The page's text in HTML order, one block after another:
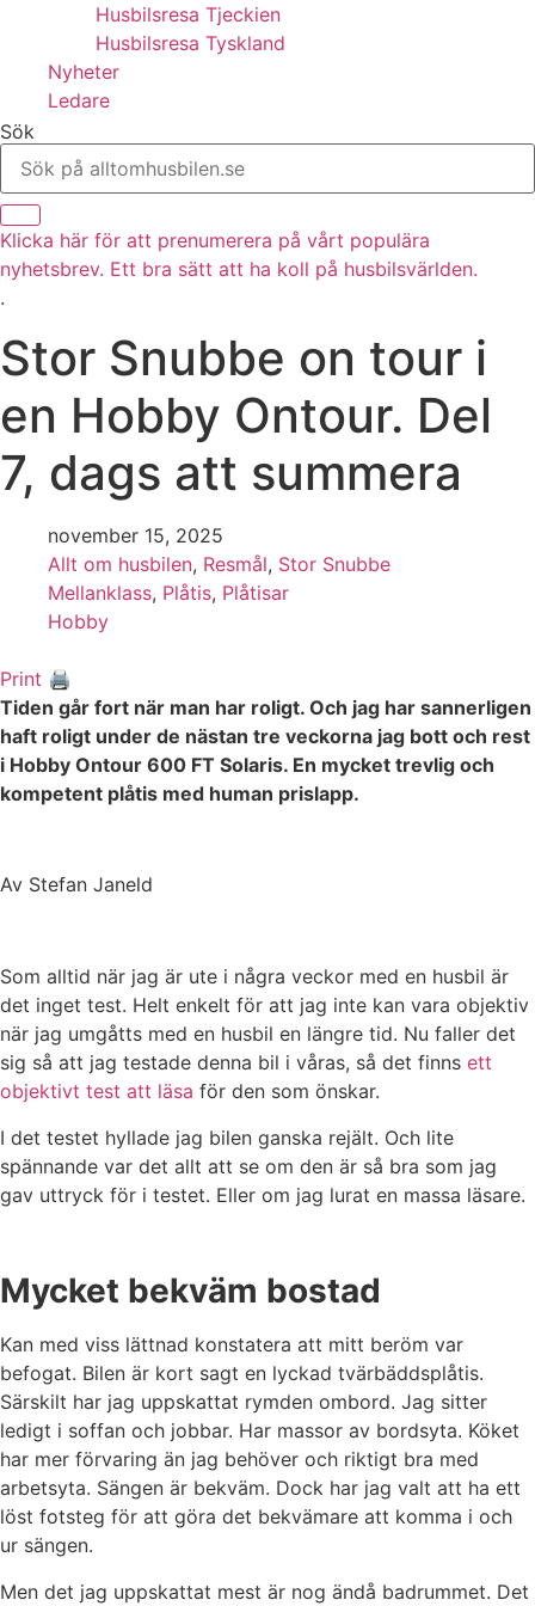
Husbilsresa Tjeckien
Husbilsresa Tyskland
Nyheter
Ledare
Sök
Klicka här för att prenumerera på vårt populära
nyhetsbrev. Ett bra sätt att ha koll på husbilsvärlden.
.
Stor Snubbe on tour i
en Hobby Ontour. Del
7, dags att summera
november 15, 2025
Allt om husbilen, Resmål, Stor Snubbe
Mellanklass, Plåtis, Plåtisar
Hobby
Print 🖨
Tiden går fort när man har roligt. Och jag har sannerligen
haft roligt under de nästan tre veckorna jag bott och rest
i Hobby Ontour 600 FT Solaris. En mycket trevlig och
kompetent plåtis med human prislapp.
Av Stefan Janeld
Som alltid när jag är ute i några veckor med en husbil är
det inget test. Helt enkelt för att jag inte kan vara objektiv
när jag umgåtts med en husbil en längre tid. Nu faller det
sig så att jag testade denna bil i våras, så det finns ett
objektivt test att läsa för den som önskar.
I det testet hyllade jag bilen ganska rejält. Och lite
spännande var det allt att se om den är så bra som jag
gav uttryck för i testet. Eller om jag lurat en massa läsare.
Mycket bekväm bostad
Kan med viss lättnad konstatera att mitt beröm var
befogat. Bilen är kort sagt en lyckad tvärbäddsplåtis.
Särskilt har jag uppskattat rymden ombord. Jag sitter
ledigt i soffan och jobbar. Har massor av bordsyta. Köket
har mer förvaring än jag behöver och riktigt bra med
arbetsyta. Sängen är bekväm. Dock har jag valt att ha ett
löst fotsteg för att göra det bekvämare att komma i och
ur sängen.
Men det jag uppskattat mest är nog ändå badrummet. Det